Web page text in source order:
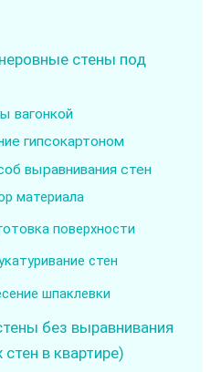
стены под
вагонкой
гипсокартоном
выравнивания стен
материала
поверхности
стен
шпаклевки
без выравнивания
в квартире)